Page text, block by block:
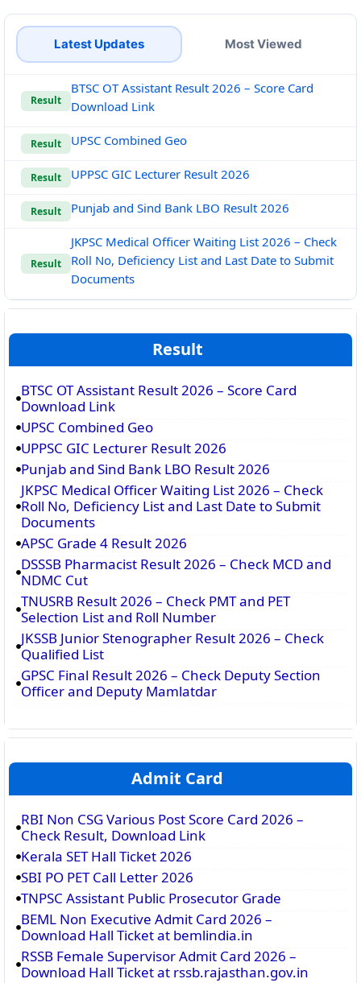
Latest Updates Most Viewed
Result
BTSC OT Assistant Result 2026 – Score Card
Download Link
Result UPSC Combined Geo
Result UPPSC GIC Lecturer Result 2026
Result Punjab and Sind Bank LBO Result 2026
Result
JKPSC Medical Officer Waiting List 2026 – Check
Roll No, Deficiency List and Last Date to Submit
Documents
Result
BTSC OT Assistant Result 2026 – Score Card
Download Link
UPSC Combined Geo
UPPSC GIC Lecturer Result 2026
Punjab and Sind Bank LBO Result 2026
JKPSC Medical Officer Waiting List 2026 – Check
Roll No, Deficiency List and Last Date to Submit
Documents
APSC Grade 4 Result 2026
DSSSB Pharmacist Result 2026 – Check MCD and
NDMC Cut
TNUSRB Result 2026 – Check PMT and PET
Selection List and Roll Number
JKSSB Junior Stenographer Result 2026 – Check
Qualified List
GPSC Final Result 2026 – Check Deputy Section
Officer and Deputy Mamlatdar
Admit Card
RBI Non CSG Various Post Score Card 2026 –
Check Result, Download Link
Kerala SET Hall Ticket 2026
SBI PO PET Call Letter 2026
TNPSC Assistant Public Prosecutor Grade
BEML Non Executive Admit Card 2026 –
Download Hall Ticket at bemlindia.in
RSSB Female Supervisor Admit Card 2026 –
Download Hall Ticket at rssb.rajasthan.gov.in